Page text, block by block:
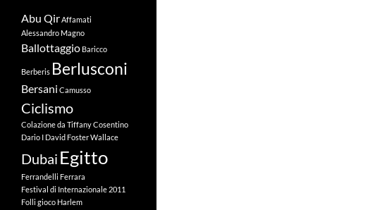
Abu QirAffamati
Alessandro Magno
Ballottaggio Baricco
Berberis Berlusconi
Bersani Camusso
Ciclismo
Colazione da TiffanyCosentino
Dario I David Foster Wallace
Dubai Egitto
Ferrandelli Ferrara
Festival di Internazionale 2011
Folli gioco Harlem